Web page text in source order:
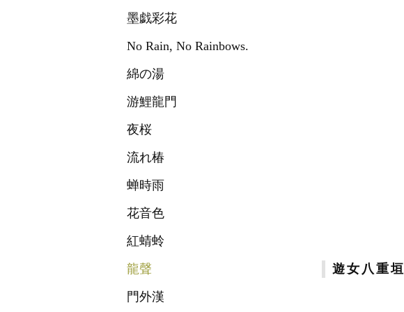
墨戯彩花
No Rain, No Rainbows.
綿の湯
游鯉龍門
夜桜
流れ椿
蝉時雨
花音色
紅蜻蛉
龍聲
門外漢
遊女八重垣